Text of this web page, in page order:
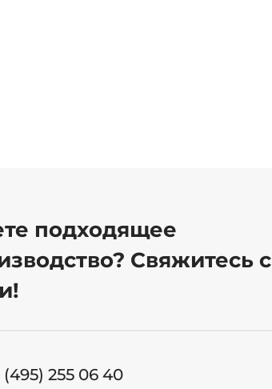
подходящее
Свяжитесь с
(495) 255 06 40